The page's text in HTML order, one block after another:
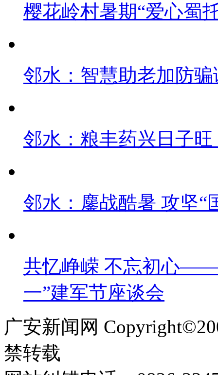
樱花岭村暑期“爱心蜀
邻水：智慧助老加防
邻水：粮丰药兴日子
邻水：鏖战酷暑 攻坚“
共忆峥嵘 不忘初心——
一”建军节座谈会
广安新闻网
禁转载